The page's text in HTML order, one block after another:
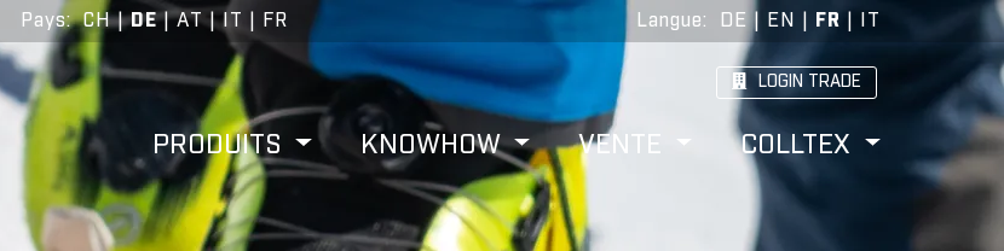
Pays:CH|DE|AT |IT FR Langue: DE EN FR IT
LOGIN TRADE
PRODUITS KNOWHOW VENTE COLLTEX